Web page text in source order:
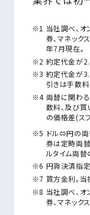
当社調べ、
券、マネック
年7月現在。
約定代金が
約定代金が
引きは手数料
両替に関わ
数料、及び
の価格差(ス
ドル⇔円の両
券は定時両替
ルタイム両替
円貨決済指
買方金利。
当社調べ、
券、マネック